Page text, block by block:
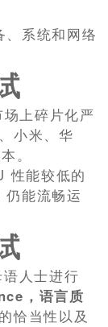
系统和网络
上碎片化严
小米、华
。
性能较低的
能流畅运
人士进行
，语言质
恰当性以及